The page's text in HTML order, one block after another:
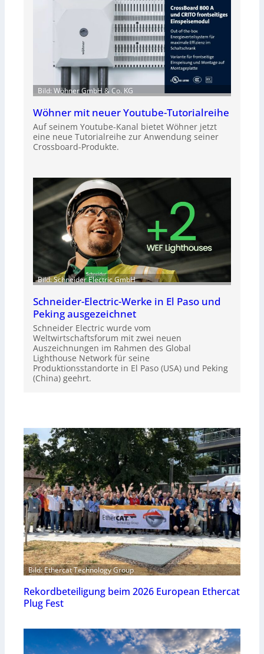
Bild: Wöhner GmbH & Co. KG
Wöhner mit neuer Youtube-Tutorialreihe
Auf seinem Youtube-Kanal bietet Wöhner jetzt
eine neue Tutorialreihe zur Anwendung seiner
Crossboard-Produkte.
Bild: Schneider Electric GmbH
Schneider-Electric-Werke in El Paso und
Peking ausgezeichnet
Schneider Electric wurde vom
Weltwirtschaftsforum mit zwei neuen
Auszeichnungen im Rahmen des Global
Lighthouse Network für seine
Produktionsstandorte in El Paso (USA) und Peking
(China) geehrt.
Bild: Ethercat Technology Group
Rekordbeteiligung beim 2026 European Ethercat
Plug Fest